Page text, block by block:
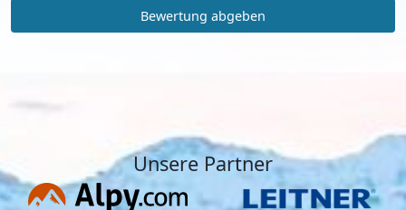
Bewertung abgeben
Unsere Partner